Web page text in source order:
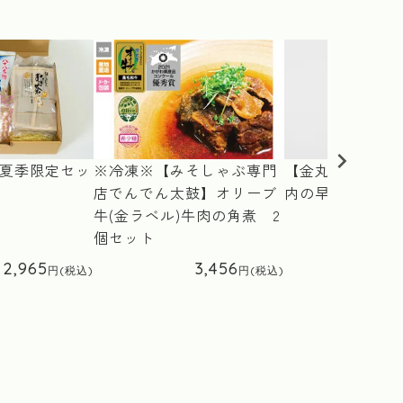
季限定セッ
2,965
※冷凍※【みそしゃぶ専門
店でんでん太鼓】オリーブ
牛(金ラベル)牛肉の角煮 2
個セット
3,456
【金丸水産乾物
内の早どれ海苔